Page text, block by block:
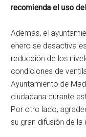
recomienda el uso
Además, el
enero se desactiva
reducción de los
condiciones de
Ayuntamiento de
ciudadana durante
Por otro lado,
su gran difusión de la